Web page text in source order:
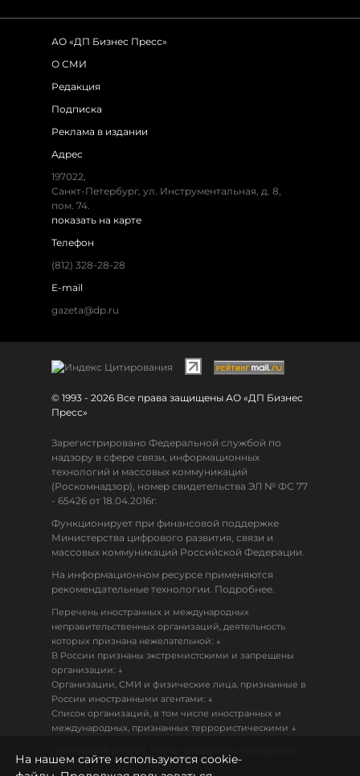
АО «ДП Бизнес Пресс»
О СМИ
Редакция
Подписка
Реклама в издании
Адрес
197022,
Санкт-Петербург, ул. Инструментальная, д. 8,
пом. 74.
показать на карте
Телефон
(812) 328-28-28
E-mail
gazeta@dp.ru
© 1993 - 2026 Все права защищены АО «ДП Бизнес
Пресс»
Зарегистрировано Федеральной службой по
надзору в сфере связи, информационных
технологий и массовых коммуникаций
(Роскомнадзор), номер свидетельства ЭЛ № ФС 77
- 65426 от 18.04.2016г.
Функционирует при финансовой поддержке
Министерства цифрового развития, связи и
массовых коммуникаций Российской Федерации.
На информационном ресурсе применяются
рекомендательные технологии. Подробнее.
Перечень иностранных и международных
неправительственных организаций, деятельность
которых признана нежелательной: ↓
В России признаны экстремистскими и запрещены
организации: ↓
Организации, СМИ и физические лица, признанные в
России иностранными агентами: ↓
Список организаций, в том числе иностранных и
международных, признанных террористическими ↓
18+
На нашем сайте используются cookie-